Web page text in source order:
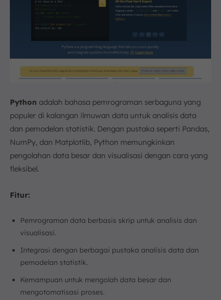
Python adalah bahasa pemrograman serbaguna yang
populer di kalangan ilmuwan data untuk analisis data
dan pemodelan statistik. Dengan pustaka seperti Pandas,
NumPy, dan Matplotlib, Python memungkinkan
pengolahan data besar dan visualisasi dengan cara yang
fleksibel.
Fitur:
Pemrograman data berbasis skrip untuk analisis dan
visualisasi.
Integrasi dengan berbagai pustaka analisis data dan
pemodelan statistik.
Kemampuan untuk mengolah data besar dan
mengotomatisasi proses.